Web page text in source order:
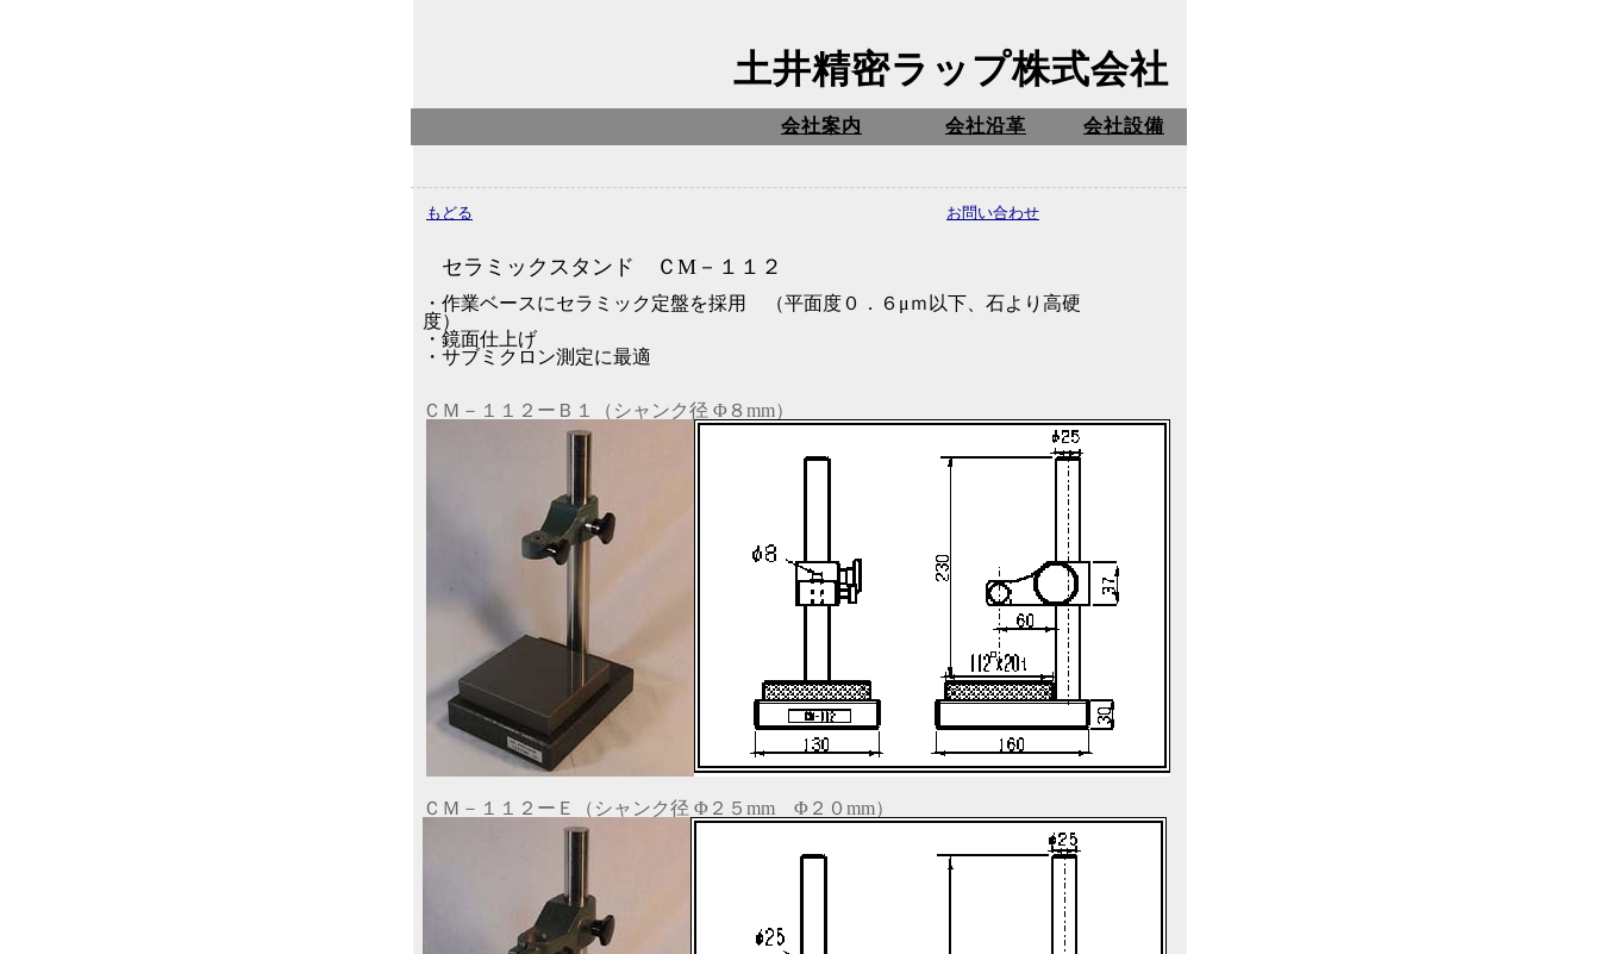
土井精密ラップ株式会社
会社案内 会社沿革 会社設備
もどる お問い合わせ
セラミックスタンド ＣM－１１２
・作業ベースにセラミック定盤を採用 （平面度０．６μｍ以下、石より高硬
度）
・鏡面仕上げ
・サブミクロン測定に最適
ＣＭ－１１２ーＢ１（シャンク径 Φ８mm）
ＣＭ－１１２ーＥ（シャンク径 Φ２５mm Φ２０mm）